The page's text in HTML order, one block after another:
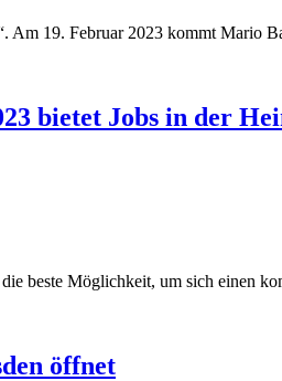
Am 19. Februar 2023 kommt Mario
bietet Jobs in der
beste Möglichkeit, um sich einen
öffnet